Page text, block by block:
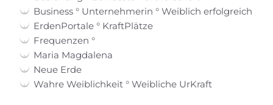
Business ° Unternehmerin ° Weiblich erfolgreich
ErdenPortale ° KraftPlätze
Frequenzen °
Maria Magdalena
Neue Erde
Wahre Weiblichkeit ° Weibliche UrKraft